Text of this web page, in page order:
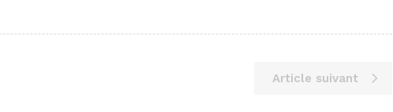
Article suivant